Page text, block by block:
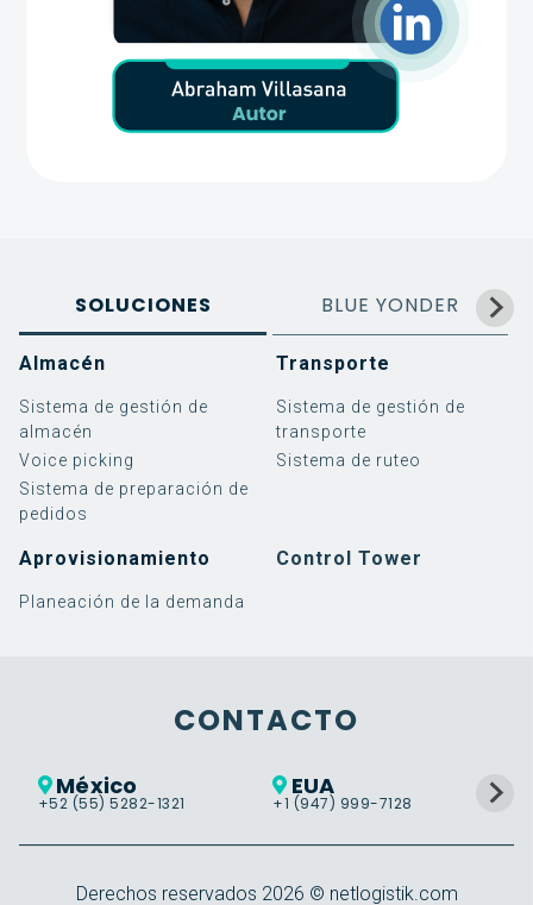
SOLUCIONES BLUE YONDER
Almacén
Sistema de gestión de
almacén
Voice picking
Sistema de preparación de
pedidos
Transporte
Sistema de gestión de
transporte
Sistema de ruteo
Aprovisionamiento
Planeación de la demanda
Control Tower
Control Tower
Warehouse Tasking
Cloud Services
CONTACTO
México
+52 (55) 5282-1321
EUA
+1 (947) 999-7128
Derechos reservados 2026 © netlogistik.com